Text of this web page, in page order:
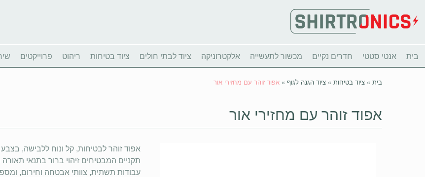
בית אנטי סטטי חדרים נקיים מכשור לתעשייה אלקטרוניקה ציוד לבתי חולים ציוד בטיחות ריהוט פרוייקטים
בית » ציוד בטיחות » ציוד הגנה לגוף » אפוד זוהר עם מחזירי אור
אפוד זוהר עם מחזירי אור
אפוד זוהר לבטיחות, קל ונוח ללבישה,
תקניים המבטיחים זיהוי ברור בתנאי
עבודות תשתית, צוותי אבטחה וחירום,